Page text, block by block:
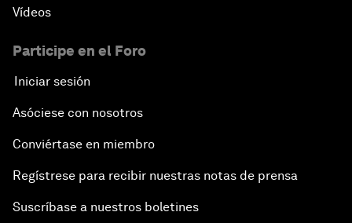
Vídeos
Participe en el Foro
Iniciar sesión
Asóciese con nosotros
Conviértase en miembro
Regístrese para recibir nuestras notas de prensa
Suscríbase a nuestros boletines